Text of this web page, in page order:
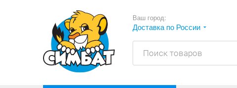
Ваш город:
Доставка по России